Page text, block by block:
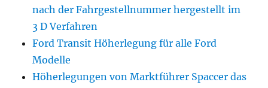
nach der Fahrgestellnummer hergestellt im
3 D Verfahren
Ford Transit Höherlegung für alle Ford
Modelle
Höherlegungen von Marktführer Spaccer das